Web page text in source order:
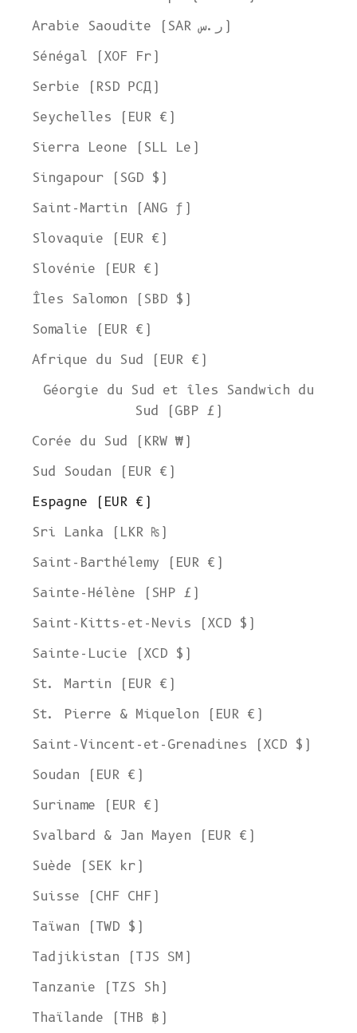
Arabie Saoudite (SAR ر.س)
Sénégal (XOF Fr)
Serbie (RSD РСД)
Seychelles (EUR €)
Sierra Leone (SLL Le)
Singapour (SGD $)
Saint-Martin (ANG ƒ)
Slovaquie (EUR €)
Slovénie (EUR €)
Îles Salomon (SBD $)
Somalie (EUR €)
Afrique du Sud (EUR €)
Géorgie du Sud et îles Sandwich du
Sud (GBP £)
Corée du Sud (KRW ₩)
Sud Soudan (EUR €)
Espagne (EUR €)
Sri Lanka (LKR ₨)
Saint-Barthélemy (EUR €)
Sainte-Hélène (SHP £)
Saint-Kitts-et-Nevis (XCD $)
Sainte-Lucie (XCD $)
St. Martin (EUR €)
St. Pierre & Miquelon (EUR €)
Saint-Vincent-et-Grenadines (XCD $)
Soudan (EUR €)
Suriname (EUR €)
Svalbard & Jan Mayen (EUR €)
Suède (SEK kr)
Suisse (CHF CHF)
Taïwan (TWD $)
Tadjikistan (TJS ЅМ)
Tanzanie (TZS Sh)
Thaïlande (THB ฿)